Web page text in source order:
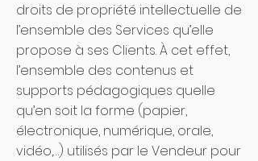
droits de propriété intellectuelle de
l’ensemble des Services qu’elle
propose à ses Clients. À cet effet,
l’ensemble des contenus et
supports pédagogiques quelle
qu’en soit la forme (papier,
électronique, numérique, orale,
vidéo,…) utilisés par le Vendeur pour